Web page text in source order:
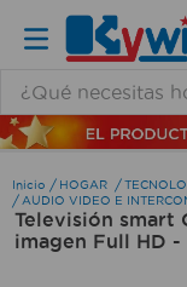
HOGAR
AUDIO VIDEO E
Televisión smart
imagen Full HD -
TÉRMINOS MÁS
1 .
lamparas
2.
ducha